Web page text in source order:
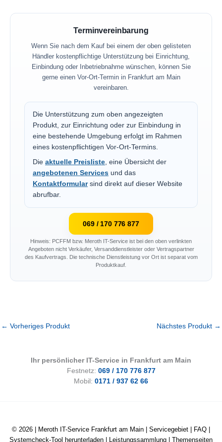
Terminvereinbarung
Wenn Sie nach dem Kauf bei einem der oben gelisteten
Händler kostenpflichtige Unterstützung bei Einrichtung,
Einbindung oder Inbetriebnahme wünschen, können Sie
gerne einen Vor-Ort-Termin in Frankfurt am Main
vereinbaren.
Die Unterstützung zum oben angezeigten
Produkt, zur Einrichtung oder zur Einbindung in
eine bestehende Umgebung erfolgt im Rahmen
eines kostenpflichtigen Vor-Ort-Termins.
Die aktuelle Preisliste , eine Übersicht der
angebotenen Services und das
Kontaktformularsind direkt auf dieser Website
abrufbar.
069 / 170 776 877
Hinweis: PCFFM bzw. Meroth IT-Service ist bei den oben verlinkten
Angeboten nicht Verkäufer, Versanddienstleister oder Vertragspartner
des Kaufvertrags. Die technische Dienstleistung vor Ort ist separat vom
Produktkauf.
← Vorheriges Produkt Nächstes Produkt →
Ihr persönlicher IT-Service in Frankfurt am Main
Festnetz: 069 / 170 776 877
Mobil: 0171 / 937 62 66
© 2026 | Meroth IT-Service Frankfurt am Main Servicegebiet FAQ
Systemcheck-Tool herunterladen
Leistungssammlung Themenseiten